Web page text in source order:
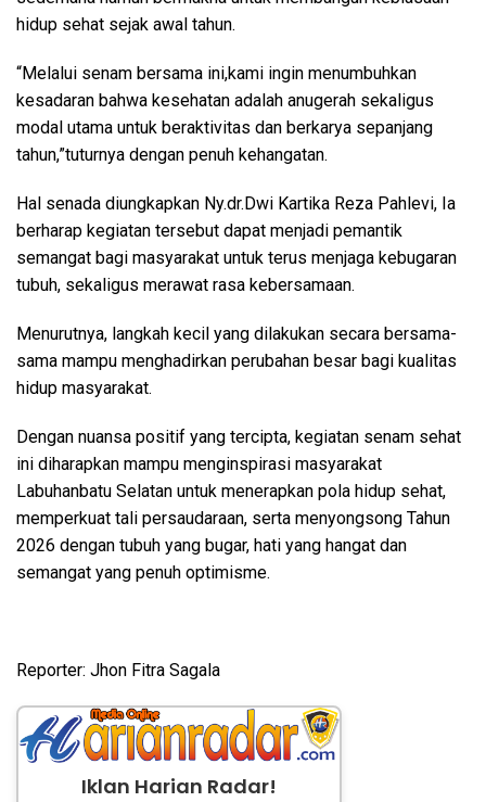
hidup sehat sejak awal tahun.
“Melalui senam bersama ini,kami ingin menumbuhkan
kesadaran bahwa kesehatan adalah anugerah sekaligus
modal utama untuk beraktivitas dan berkarya sepanjang
tahun,”tuturnya dengan penuh kehangatan.
Hal senada diungkapkan Ny.dr.Dwi Kartika Reza Pahlevi, Ia
berharap kegiatan tersebut dapat menjadi pemantik
semangat bagi masyarakat untuk terus menjaga kebugaran
tubuh, sekaligus merawat rasa kebersamaan.
Menurutnya, langkah kecil yang dilakukan secara bersama-
sama mampu menghadirkan perubahan besar bagi kualitas
hidup masyarakat.
Dengan nuansa positif yang tercipta, kegiatan senam sehat
ini diharapkan mampu menginspirasi masyarakat
Labuhanbatu Selatan untuk menerapkan pola hidup sehat,
memperkuat tali persaudaraan, serta menyongsong Tahun
2026 dengan tubuh yang bugar, hati yang hangat dan
semangat yang penuh optimisme.
Reporter: Jhon Fitra Sagala
Iklan Harian Radar!